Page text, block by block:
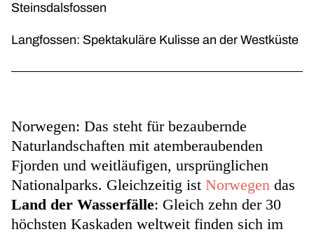
Steinsdalsfossen
Langfossen: Spektakuläre Kulisse an der Westküste
Norwegen: Das steht für bezaubernde
Naturlandschaften mit atemberaubenden
Fjorden und weitläufigen, ursprünglichen
Nationalparks. Gleichzeitig ist Norwegen das
Land der Wasserfälle: Gleich zehn der 30
höchsten Kaskaden weltweit finden sich im